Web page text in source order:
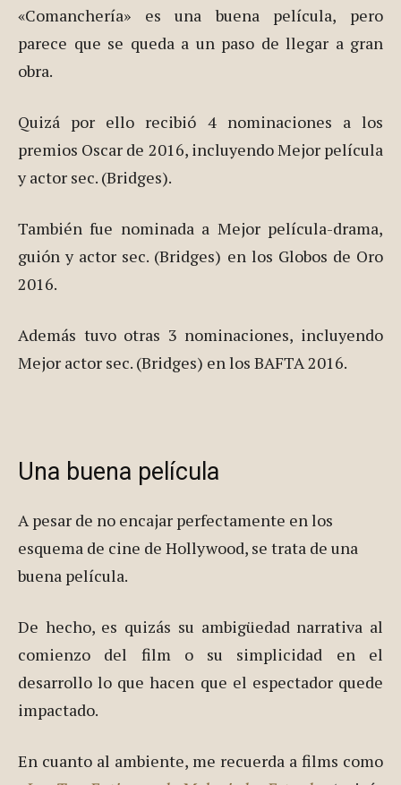
«Comanchería» es una buena película, pero
parece que se queda a un paso de llegar a gran
obra.
Quizá por ello recibió 4 nominaciones a los
premios Oscar de 2016, incluyendo Mejor película
y actor sec. (Bridges).
También fue nominada a Mejor película-drama,
guión y actor sec. (Bridges) en los Globos de Oro
2016.
Además tuvo otras 3 nominaciones, incluyendo
Mejor actor sec. (Bridges) en los BAFTA 2016.
Una buena película
A pesar de no encajar perfectamente en los
esquema de cine de Hollywood, se trata de una
buena película.
De hecho, es quizás su ambigüedad narrativa al
comienzo del film o su simplicidad en el
desarrollo lo que hacen que el espectador quede
impactado.
En cuanto al ambiente, me recuerda a films como